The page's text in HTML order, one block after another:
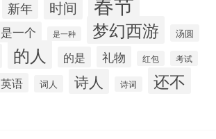
新年 时间
是一个 是一种 梦幻西游 汤圆
的人 的是 礼物 红包 考试
英语 词人 诗人 诗词 还不